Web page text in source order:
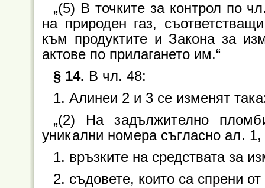
„(5) В точките за контрол по
на природен газ,
към продуктите и Закона за
актове по прилагането им.“
§ 14. В чл. 48:
1. Алинеи 2 и 3 се изменят
„(2) На задължително
уникални номера съгласно ал.
1. връзките на средствата за
2. съдовете, които са спрени